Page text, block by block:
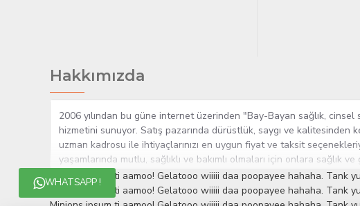
WHATSAPP !
Hakkımızda
2006 yılından bu güne internet üzerinden "Bay-Bayan sağlık,
hizmetini sunuyor. Satış pazarında dürüstlük, saygı ve
uzman kadrosu ile ihtiyaçlarınızı en uygun fiyat ve taksit
yaşamlarında mutlu, sağlıklı ve bakımlı olmaları için onlara sağlık
çok yakından takip etmesi, yaklaşık 5000'e yakın geniş ürün
müşteri memnuniyetini her zaman ön planda tutan yaklaşımcı ve
edinmiştir.
Minions ipsum ti aamoo! Gelatooo wiiiii daa poopayee hahaha. Tank
Minions ipsum ti aamoo! Gelatooo wiiiii daa poopayee hahaha.